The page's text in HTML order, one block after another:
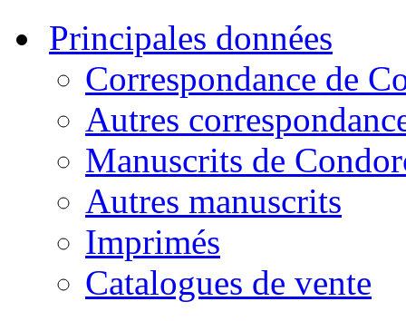
Principales données
Correspondance de
Autres
Manuscrits de
Autres manuscrits
Imprimés
Catalogues de vente